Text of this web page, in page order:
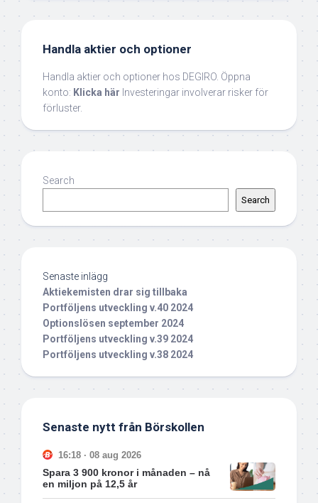
Handla aktier och optioner
Handla aktier och optioner hos DEGIRO. Öppna
konto: Klicka här Investeringar involverar risker för
förluster.
Search
Search
Senaste inlägg
Aktiekemisten drar sig tillbaka
Portföljens utveckling v.40 2024
Optionslösen september 2024
Portföljens utveckling v.39 2024
Portföljens utveckling v.38 2024
Senaste nytt från Börskollen
16:18 · 08 aug 2026
Spara 3 900 kronor i månaden – nå
en miljon på 12,5 år